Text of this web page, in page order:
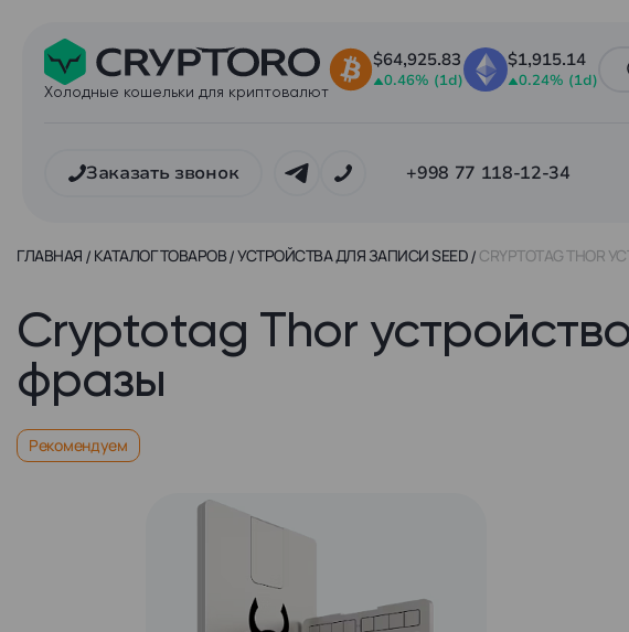
Холодные кошельки для криптовалют
$64,925.83
0.46% (1d)
$1,915.14
0.24% (1d)
Заказать звонок +998 77 118-12-34
ГЛАВНАЯ КАТАЛОГ ТОВАРОВ УСТРОЙСТВА ДЛЯ ЗАПИСИ SEED CRYPTOTAG
Cryptotag Thor
фразы
Рекомендуем